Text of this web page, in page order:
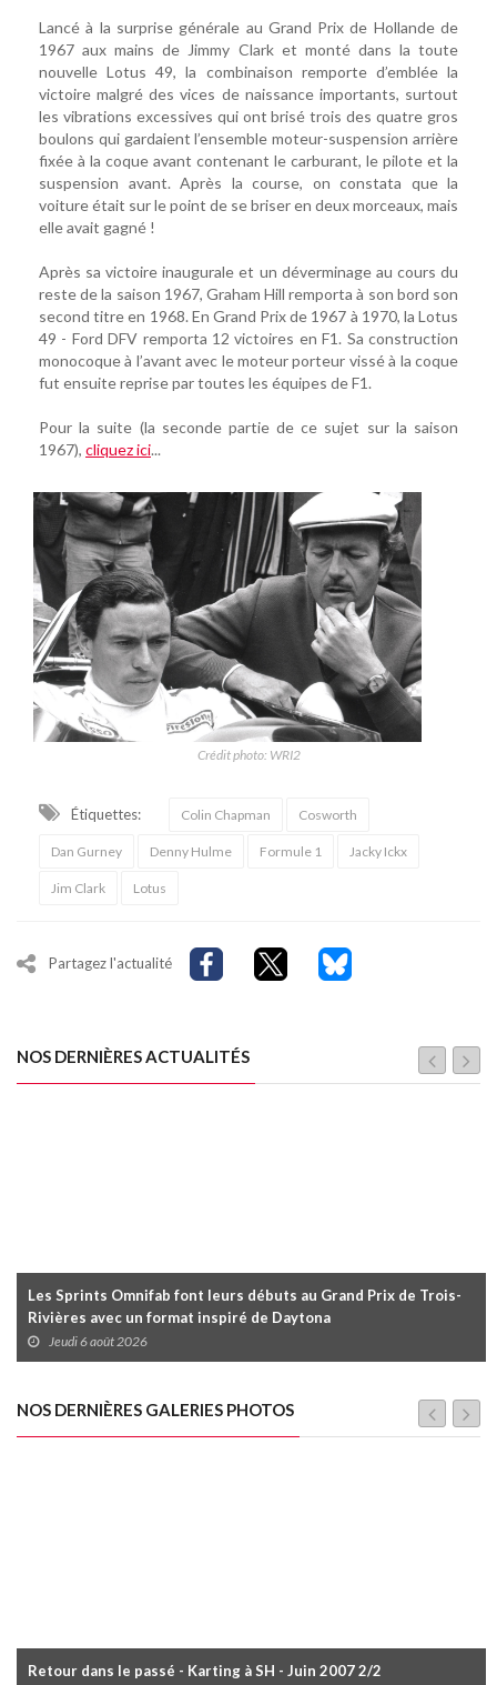
Lancé à la surprise générale au Grand Prix de Hollande de
1967 aux mains de Jimmy Clark et monté dans la toute
nouvelle Lotus 49, la combinaison remporte d’emblée la
victoire malgré des vices de naissance importants, surtout
les vibrations excessives qui ont brisé trois des quatre gros
boulons qui gardaient l’ensemble moteur-suspension arrière
fixée à la coque avant contenant le carburant, le pilote et la
suspension avant. Après la course, on constata que la
voiture était sur le point de se briser en deux morceaux, mais
elle avait gagné !
Après sa victoire inaugurale et un déverminage au cours du
reste de la saison 1967, Graham Hill remporta à son bord son
second titre en 1968. En Grand Prix de 1967 à 1970, la Lotus
49 - Ford DFV remporta 12 victoires en F1. Sa construction
monocoque à l’avant avec le moteur porteur vissé à la coque
fut ensuite reprise par toutes les équipes de F1.
Pour la suite (la seconde partie de ce sujet sur la saison
1967), cliquez ici...
Crédit photo: WRI2
Étiquettes: Colin Chapman Cosworth
Dan Gurney Denny Hulme Formule 1 Jacky Ickx
Jim Clark Lotus
Partagez l'actualité
NOS DERNIÈRES ACTUALITÉS
Les Sprints Omnifab font leurs débuts au Grand Prix de Trois-
Rivières avec un format inspiré de Daytona
Jeudi 6 août 2026
NOS DERNIÈRES GALERIES PHOTOS
Retour dans le passé - Karting à SH - Juin 2007 2/2